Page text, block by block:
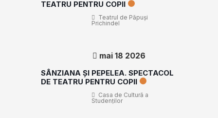
TEATRU PENTRU COPII
Teatrul de Păpuşi
Prichindel
mai 18 2026
SÂNZIANA ȘI PEPELEA. SPECTACOL
DE TEATRU PENTRU COPII
Casa de Cultură a
Studenților